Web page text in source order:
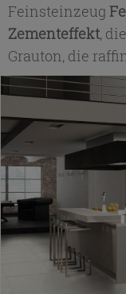
Feinsteinzeug
Zementeffekt,
Grauton, die